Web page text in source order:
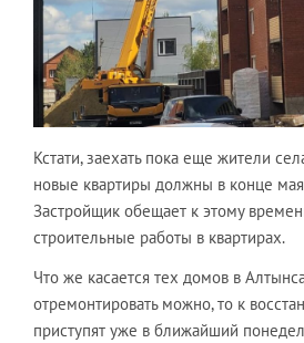
Кстати, заехать пока еще жители
новые квартиры должны в конце
Застройщик обещает к этому
строительные работы в квартирах.
Что же касается тех домов в
отремонтировать можно, то к
приступят уже в ближайший